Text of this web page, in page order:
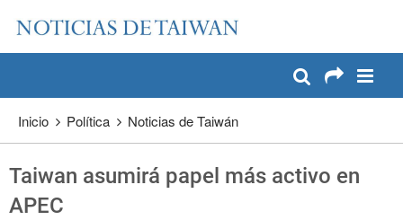
Pase a contenido principal
Inicio Política Noticias de Taiwán
Taiwan asumirá papel más activo en
APEC